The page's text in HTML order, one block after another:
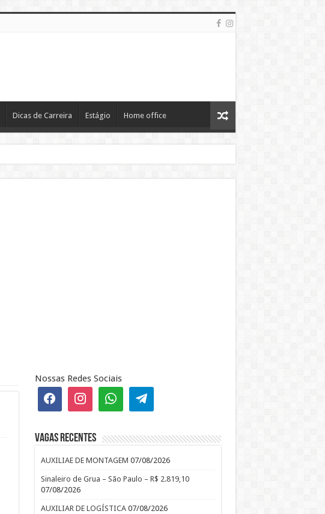
Dicas de Carreira Estágio Home office
Nossas Redes Sociais
Vagas recentes
AUXILIAE DE MONTAGEM 07/08/2026
Sinaleiro de Grua – São Paulo – R$ 2.819,10
07/08/2026
AUXILIAR DE LOGÍSTICA 07/08/2026